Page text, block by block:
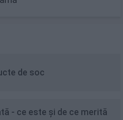
de soc
- ce este și de ce merită